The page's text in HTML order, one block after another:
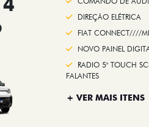
DIREÇÃO ELÉTRICA
FIAT CONNECT////
NOVO PAINEL
RADIO 5" TOUCH
FALANTES
+ VER MAIS ITENS